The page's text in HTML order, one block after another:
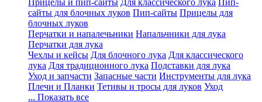
Прицелы и пип-сайты Для классического лука Пип-
сайты для блочных луков Пип-сайты Прицелы для
блочных луков
Перчатки и напалечьники Напальчники для лука
Перчатки для лука
Чехлы и кейсы Для блочного лука Для классического
лука Для традиционного лука Подставки для лука
Уход и запчасти Запасные части Инструменты для лука
Плечи и Планки Тетивы и тросы для луков Уход
... Показать все